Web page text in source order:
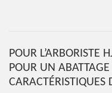
POUR L’ARBORISTE
POUR UN ABATTAGE
CARACTÉRISTIQUES